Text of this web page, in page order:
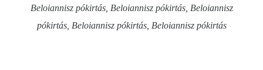
Beloiannisz pókirtás, Beloiannisz pókirtás, Beloiannisz
pókirtás, Beloiannisz pókirtás, Beloiannisz pókirtás